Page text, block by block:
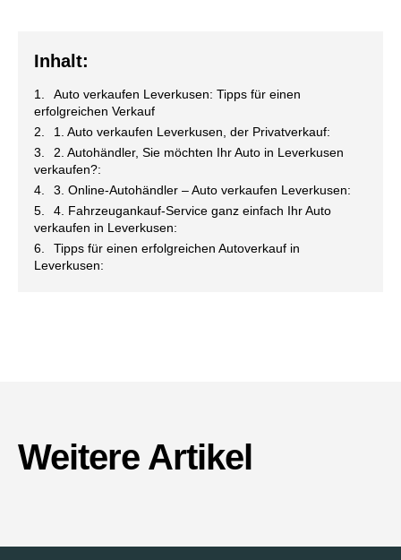
Inhalt:
Auto verkaufen Leverkusen: Tipps für einen
erfolgreichen Verkauf
1. Auto verkaufen Leverkusen, der Privatverkauf:
2. Autohändler, Sie möchten Ihr Auto in Leverkusen
verkaufen?:
3. Online-Autohändler – Auto verkaufen Leverkusen:
4. Fahrzeugankauf-Service ganz einfach Ihr Auto
verkaufen in Leverkusen:
Tipps für einen erfolgreichen Autoverkauf in
Leverkusen:
Weitere Artikel